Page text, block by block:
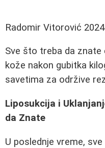
Radomir Vitorović
Sve što treba da znate
kože nakon gubitka
savetima za održive
Liposukcija i
da Znate
U poslednje vreme,